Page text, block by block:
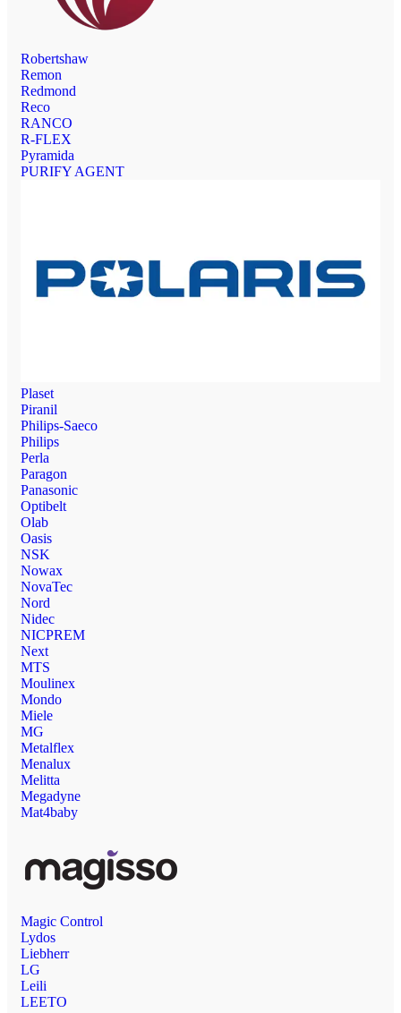
Robertshaw
Remon
Redmond
Reco
RANCO
R-FLEX
Pyramida
PURIFY AGENT
Plaset
Piranil
Philips-Saeco
Philips
Perla
Paragon
Panasonic
Optibelt
Olab
Oasis
NSK
Nowax
NovaTec
Nord
Nidec
NICPREM
Next
MTS
Moulinex
Mondo
Miele
MG
Metalflex
Menalux
Melitta
Megadyne
Mat4baby
Magic Control
Lydos
Liebherr
LG
Leili
LEETO